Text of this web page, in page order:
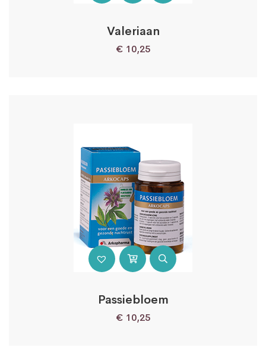
Valeriaan
€ 10,25
Passiebloem
€ 10,25